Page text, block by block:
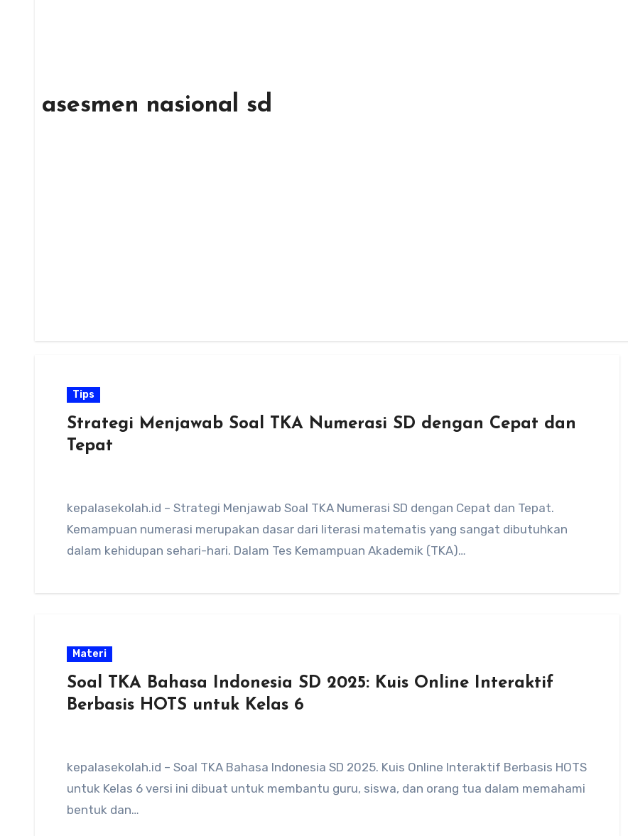
asesmen nasional sd
Tips
Strategi Menjawab Soal TKA Numerasi SD dengan Cepat dan
Tepat
kepalasekolah.id – Strategi Menjawab Soal TKA Numerasi SD dengan Cepat dan Tepat.
Kemampuan numerasi merupakan dasar dari literasi matematis yang sangat dibutuhkan
dalam kehidupan sehari-hari. Dalam Tes Kemampuan Akademik (TKA)…
Materi
Soal TKA Bahasa Indonesia SD 2025: Kuis Online Interaktif
Berbasis HOTS untuk Kelas 6
kepalasekolah.id – Soal TKA Bahasa Indonesia SD 2025. Kuis Online Interaktif Berbasis HOTS
untuk Kelas 6 versi ini dibuat untuk membantu guru, siswa, dan orang tua dalam memahami
bentuk dan…